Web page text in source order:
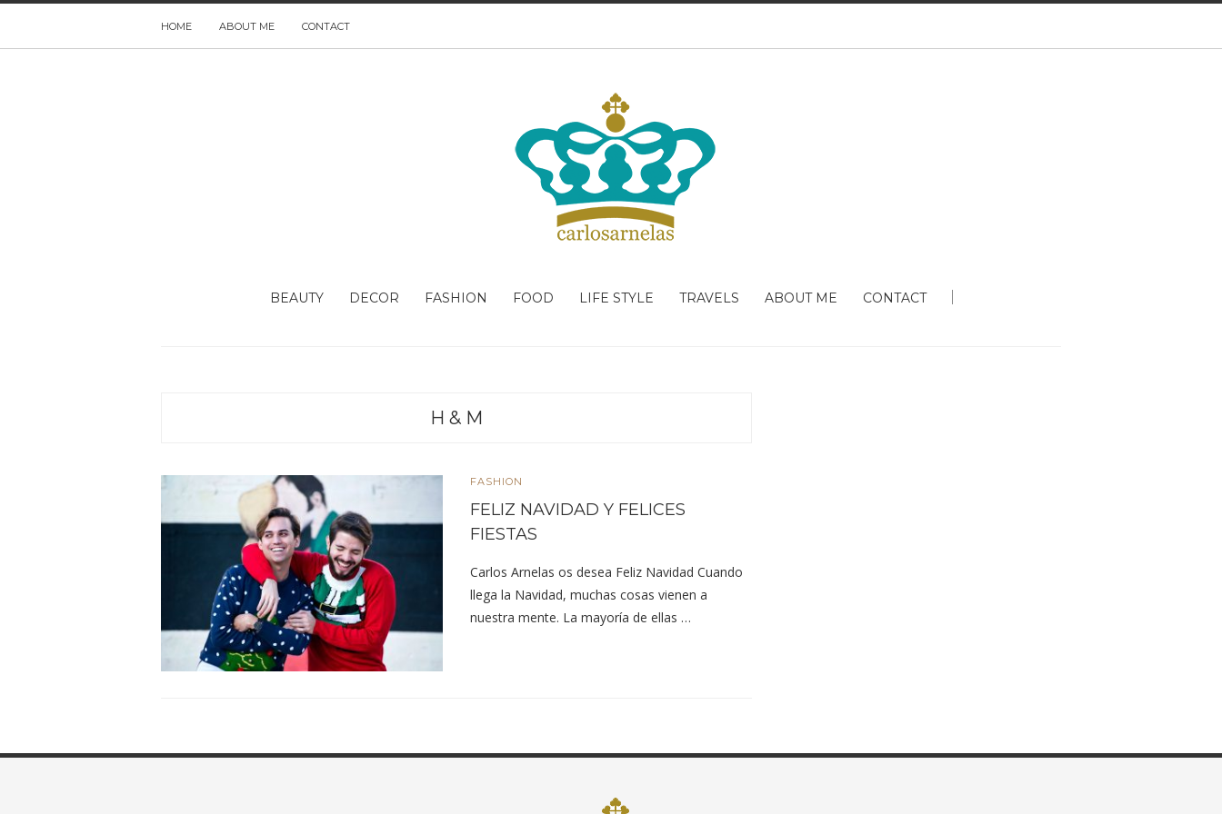
HOME ABOUT ME CONTACT
BEAUTY DECOR FASHION FOOD LIFE STYLE TRAVELS ABOUT ME CONTACT
H & M
FASHION
FELIZ NAVIDAD Y FELICES
FIESTAS
Carlos Arnelas os desea Feliz Navidad Cuando
llega la Navidad, muchas cosas vienen a
nuestra mente. La mayoría de ellas …